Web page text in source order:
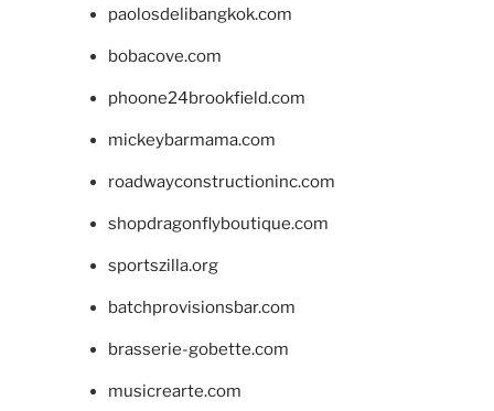
paolosdelibangkok.com
bobacove.com
phoone24brookfield.com
mickeybarmama.com
roadwayconstructioninc.com
shopdragonflyboutique.com
sportszilla.org
batchprovisionsbar.com
brasserie-gobette.com
musicrearte.com